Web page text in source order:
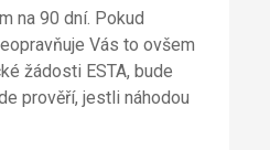
na 90 dní. Pokud
Vás to ovšem
žádosti ESTA, bude
prověří, jestli náhodou